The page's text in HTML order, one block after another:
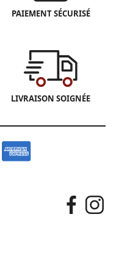
PAIEMENT SÉCURISÉ
LIVRAISON SOIGNÉE